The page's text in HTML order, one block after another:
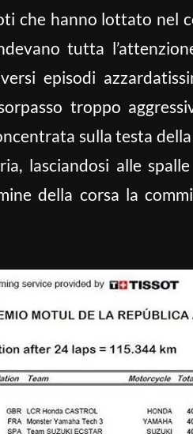
che hanno lottato nel
tutta
episodi
troppo
sulla testa
lasciandosi alle
della corsa la